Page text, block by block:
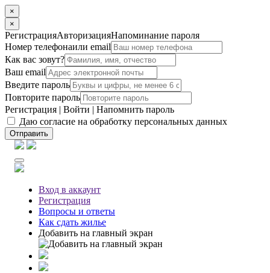
×
×
РегистрацияАвторизацияНапоминание пароля
Номер телефонаили email
Как вас зовут?
Ваш email
Введите пароль
Повторите пароль
Регистрация | Войти | Напомнить пароль
Даю согласие на обработку персональных данных
Отправить
Вход в аккаунт
Регистрация
Вопросы и ответы
Как сдать жилье
Добавить на главный экран